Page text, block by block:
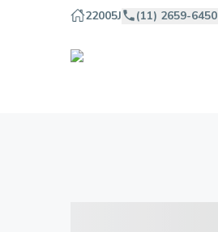
22005J (11) 2659-6450